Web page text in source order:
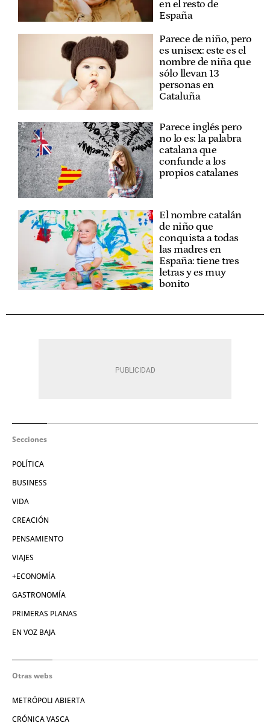
en el resto de
España
Parece de niño, pero
es unisex: este es el
nombre de niña que
sólo llevan 13
personas en
Cataluña
Parece inglés pero
no lo es: la palabra
catalana que
confunde a los
propios catalanes
El nombre catalán
de niño que
conquista a todas
las madres en
España: tiene tres
letras y es muy
bonito
Secciones
POLÍTICA
BUSINESS
VIDA
CREACIÓN
PENSAMIENTO
VIAJES
+ECONOMÍA
GASTRONOMÍA
PRIMERAS PLANAS
EN VOZ BAJA
Otras webs
METRÓPOLI ABIERTA
CRÓNICA VASCA